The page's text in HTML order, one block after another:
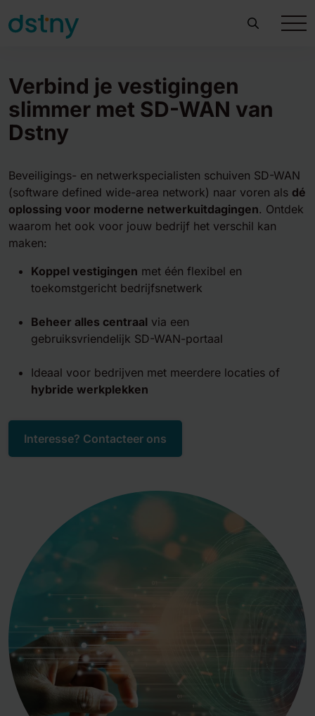
Verbind je vestigingen
slimmer met SD-WAN van
Dstny
Beveiligings- en netwerkspecialisten schuiven SD-WAN
(software defined wide-area network) naar voren als dé
oplossing voor moderne netwerkuitdagingen. Ontdek
waarom het ook voor jouw bedrijf het verschil kan
maken:
Koppel vestigingen met één flexibel en
toekomstgericht bedrijfsnetwerk
Beheer alles centraal via een
gebruiksvriendelijk SD-WAN-portaal
Ideaal voor bedrijven met meerdere locaties of
hybride werkplekken
Interesse? Contacteer ons